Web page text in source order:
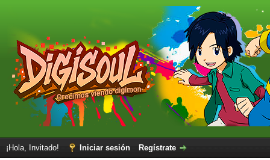
¡Hola, Invitado! Iniciar sesión Regístrate